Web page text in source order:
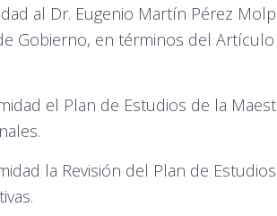
al Dr. Eugenio Martín Pérez
Gobierno, en términos del
el Plan de Estudios de la
la Revisión del Plan de